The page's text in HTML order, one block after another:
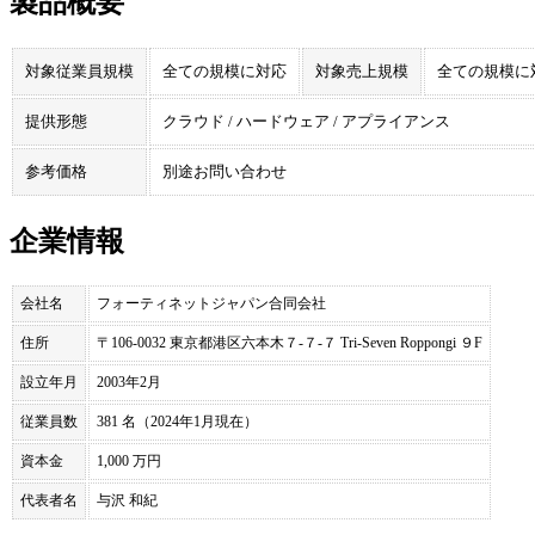
対象従業員規模 全ての規模に対応 対象売上規模 全ての規模に
提供形態 クラウド / ハードウェア / アプライアンス
参考価格 別途お問い合わせ
企業情報
会社名 フォーティネットジャパン合同会社
住所 〒106-0032 東京都港区六本木７-７-７ Tri-Seven Roppongi ９F
設立年月 2003年2月
従業員数 381 名（2024年1月現在）
資本金 1,000 万円
代表者名 与沢 和紀